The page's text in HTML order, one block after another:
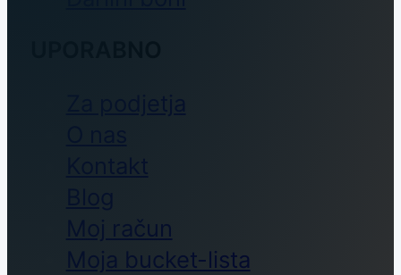
Moj račun
Moja bucket-lista